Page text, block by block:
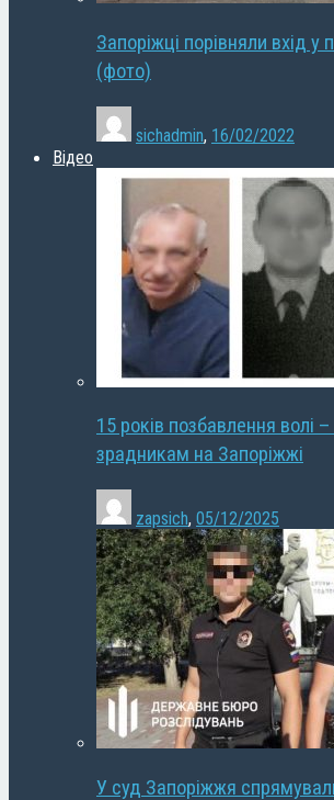
Запоріжці порівняли вхід у
(фото)
sichadmin, 16/02/2022
Відео
15 років позбавлення волі
зрадникам на Запоріжжі
zapsich, 05/12/2025
У суд Запоріжжя